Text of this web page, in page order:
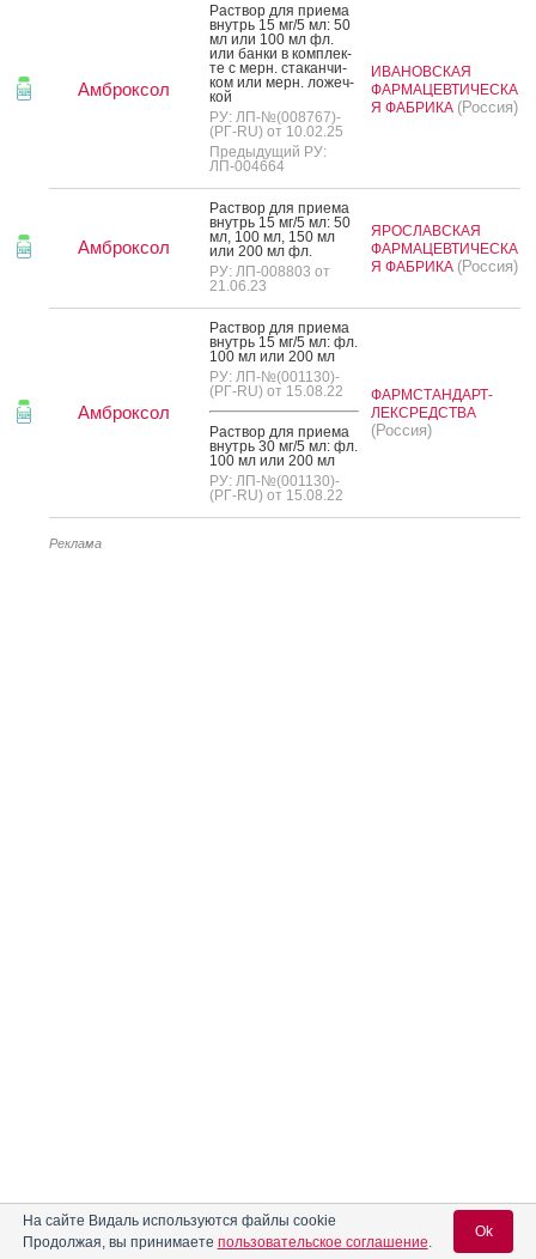
Амброксол
Рас­твор для при­ема
внутрь 15 мг/5 мл: 50
мл или 100 мл фл.
или бан­ки в ком­плек­
те с мерн. ста­кан­чи­
ком или мерн. ло­жеч­
кой
РУ: ЛП-№(008767)-
(РГ-RU) от 10.02.25
Предыдущий РУ:
ЛП-004664
ИВАНОВСКАЯ
ФАРМАЦЕВТИЧЕСКА
Я ФАБРИКА (Россия)
Амброксол
Рас­твор для при­ема
внутрь 15 мг/5 мл: 50
мл, 100 мл, 150 мл
или 200 мл фл.
РУ: ЛП-008803 от
21.06.23
ЯРОСЛАВСКАЯ
ФАРМАЦЕВТИЧЕСКА
Я ФАБРИКА (Россия)
Амброксол
Рас­твор для при­ема
внутрь 15 мг/5 мл: фл.
100 мл или 200 мл
РУ: ЛП-№(001130)-
(РГ-RU) от 15.08.22
Рас­твор для при­ема
внутрь 30 мг/5 мл: фл.
100 мл или 200 мл
РУ: ЛП-№(001130)-
(РГ-RU) от 15.08.22
ФАРМСТАНДАРТ-
ЛЕКСРЕДСТВА
(Россия)
Реклама
На сайте Видаль используются файлы cookie
Продолжая, вы принимаете пользовательское соглашение.
Ok